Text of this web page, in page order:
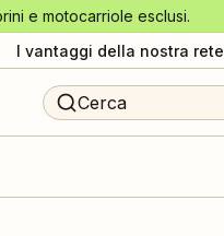
e motocarriole esclusi.
I vantaggi della nostra rete
Cerca